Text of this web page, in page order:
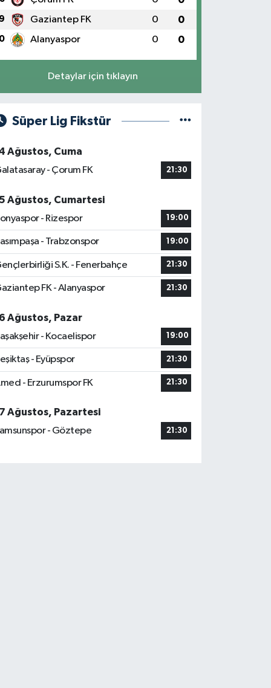
Gaziantep FK 0 0
Alanyaspor 0 0
Detaylar için tıklayın
Süper Lig Fikstür
Ağustos, Cuma
- Çorum FK
21:30
Ağustos, Cumartesi
- Rizespor
19:00
- Trabzonspor 19:00
S.K. - Fenerbahçe 21:30
FK - Alanyaspor 21:30
Ağustos, Pazar
- Kocaelispor
19:00
- Eyüpspor 21:30
- Erzurumspor FK 21:30
Ağustos, Pazartesi
- Göztepe
21:30